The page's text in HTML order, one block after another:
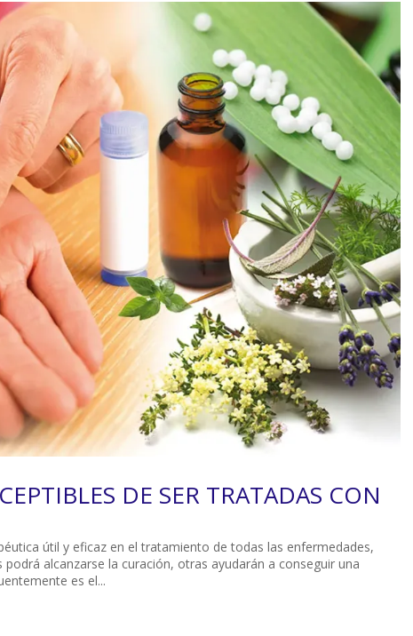
DE SER TRATADAS CON
útil y eficaz en el tratamiento de todas las enfermedades,
alcanzarse la curación, otras ayudarán a conseguir una
es el...